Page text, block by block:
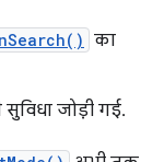
का
जोड़ी गई.